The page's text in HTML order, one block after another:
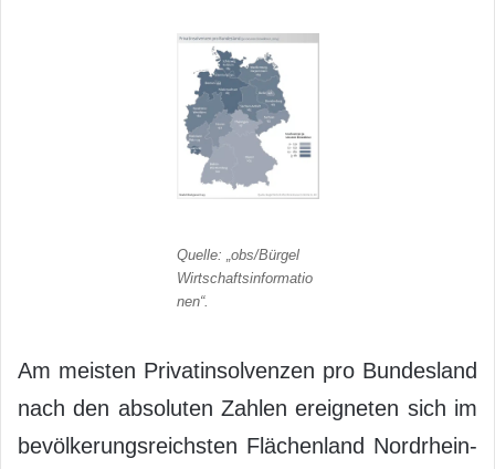
Quelle: „obs/Bürgel
Wirtschaftsinformatio
nen“.
Am meisten Privatinsolvenzen pro Bundesland
nach den absoluten Zahlen ereigneten sich im
bevölkerungsreichsten Flächenland Nordrhein-